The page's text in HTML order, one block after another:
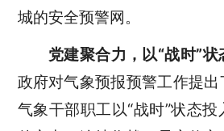
城的安全预警网。
党建聚合力，以“战时”
政府对气象预报预警工作提
气象干部职工以“战时”状态投